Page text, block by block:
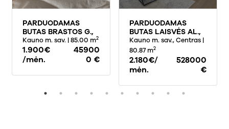
PARDUODAMAS
BUTAS BRASTOS G.,
KAUNE, 85 KV.M
PLOTO
Kauno m. sav. | 85.00 m2
1.900€
/mėn.
45900
0 €
PARDUODAMAS
BUTAS LAISVĖS AL.,
CENTRE, KAUNE,
80.87 KV.M PLOTO
Kauno m. sav., Centras |
80.87 m2
2.180€/
mėn.
528000
€